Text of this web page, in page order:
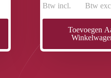
Btw incl.
Btw
Toevoegen